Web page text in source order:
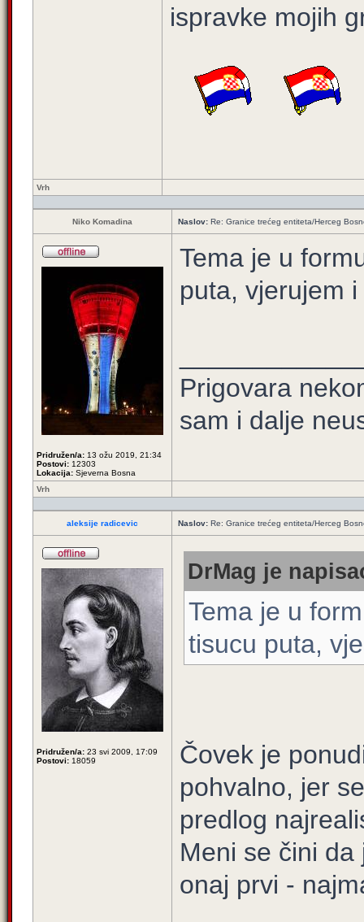
ispravke mojih
Vrh
Niko Komadina Naslov: Re: Granice trećeg entiteta/Herceg
Pridružen/a: 13 ožu 2019, 21:34
Postovi: 12303
Lokacija: Sjeverna Bosna
Tema je u
puta, vjerujem
Prigovara
sam i dalje
Vrh
aleksije radicevic Naslov: Re: Granice trećeg entiteta/Herceg
Pridružen/a: 23 svi 2009, 17:09
Postovi: 18059
DrMag je
Tema je u
tisucu puta,
Čovek je
pohvalno, jer
predlog
Meni se čini
onaj prvi -